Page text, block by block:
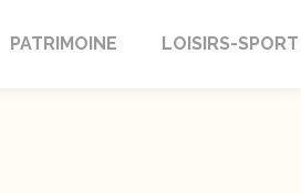
PATRIMOINE LOISIRS-SPORT